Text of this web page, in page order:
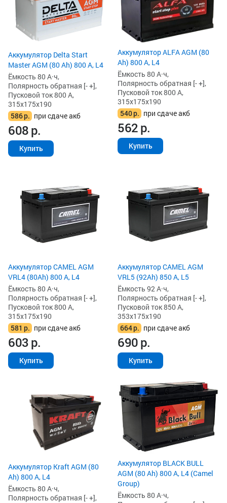
Аккумулятор Delta Start
Master AGM (80 Ah) 800 А, L4
Ёмкость 80 А·ч,
Полярность обратная [- +],
Пусковой ток 800 А,
315x175x190
586р. при сдаче акб
608р.
Купить
Аккумулятор ALFA AGM (80
Ah) 800 А, L4
Ёмкость 80 А·ч,
Полярность обратная [- +],
Пусковой ток 800 А,
315x175x190
540р. при сдаче акб
562р.
Купить
Аккумулятор CAMEL AGM
VRL4 (80Ah) 800 А, L4
Ёмкость 80 А·ч,
Полярность обратная [- +],
Пусковой ток 800 А,
315x175x190
581 р. при сдаче акб
603р.
Купить
Аккумулятор CAMEL AGM
VRL5 (92Ah) 850 А, L5
Ёмкость 92 А·ч,
Полярность обратная [- +],
Пусковой ток 850 А,
353x175x190
664р. при сдаче акб
690р.
Купить
Аккумулятор Kraft AGM (80
Ah) 800 А, L4
Ёмкость 80 А·ч,
Полярность обратная [- +],
Аккумулятор BLACK BULL
AGM (80 Ah) 800 А, L4 (Camel
Group)
Ёмкость 80 А·ч,